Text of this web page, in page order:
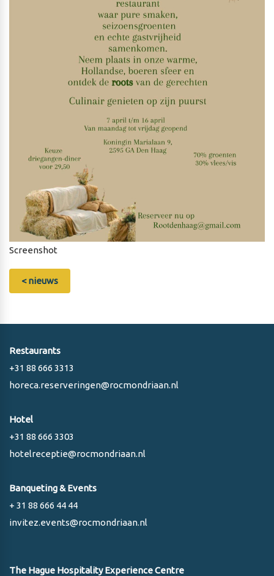
Screenshot
< nieuws
Restaurants
+31 88 666 3313
horeca.reserveringen@rocmondriaan.nl
Hotel
+31 88 666 3303
hotelreceptie@rocmondriaan.nl
Banqueting & Events
+ 31 88 666 44 44
invitez.events@rocmondriaan.nl
The Hague Hospitality Experience Centre